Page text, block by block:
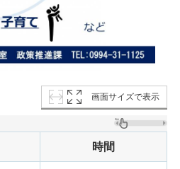
画面サイズで表示
時間